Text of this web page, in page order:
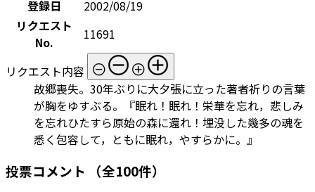
登録日
2002/08/19
リクエスト
No.
11691
リクエスト内容
故郷喪失。30年ぶりに大夕張に立った著者祈りの言葉
が胸をゆすぶる。『眠れ！眠れ！栄華を忘れ，悲しみ
を忘れひたすら原始の森に還れ！埋没した幾多の魂を
悉く包容して，ともに眠れ，やすらかに。』
投票コメント （全100件）